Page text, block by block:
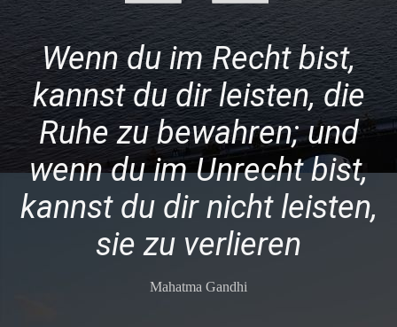
Wenn du im Recht bist,
kannst du dir leisten, die
Ruhe zu bewahren; und
wenn du im Unrecht bist,
kannst du dir nicht leisten,
sie zu verlieren
Mahatma Gandhi